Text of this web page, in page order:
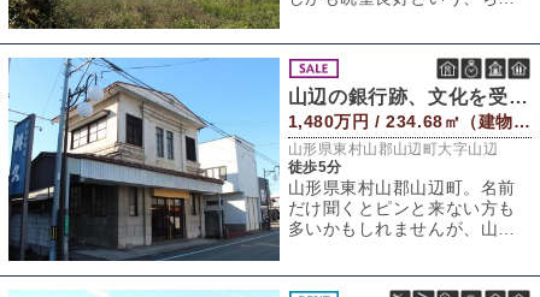
1,480万円 / 234.68㎡（建物） 453.94㎡（敷地）
山形県東村山郡山辺町大字山辺
徒歩5分
山形県東村山郡山辺町。名前
だけ聞くとピンと来ない方も
多いかもしれませんが、山形